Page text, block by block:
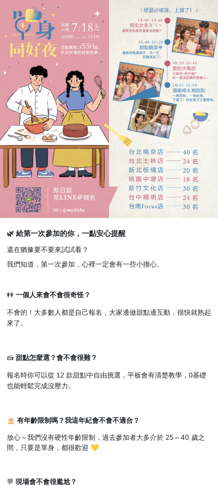
🌿 給第一次參加的你，一點安心提醒
還在猶豫要不要來試試看？
我們知道，第一次參加，心裡一定會有一些小擔心。
👭 一個人來會不會很奇怪？
不會的！大多數人都是自己報名，大家邊做甜點邊互動，很快就熟起
來了。
🍰 甜點怎麼選？會不會很難？
報名時你可以從 12 款甜點中自由挑選，平板會有清楚教學，0基礎
也能輕鬆完成沒壓力。
🎂 有年齡限制嗎？我這年紀會不會不適合？
放心～我們沒有硬性年齡限制，過去參加者大多介於 25～40 歲之
間，只要是單身，都很歡迎 💛
💬 現場會不會很尷尬？